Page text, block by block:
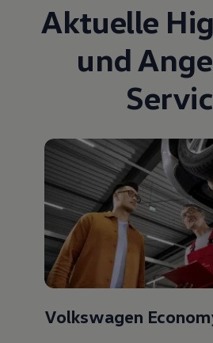
Aktuelle
und
Volkswagen